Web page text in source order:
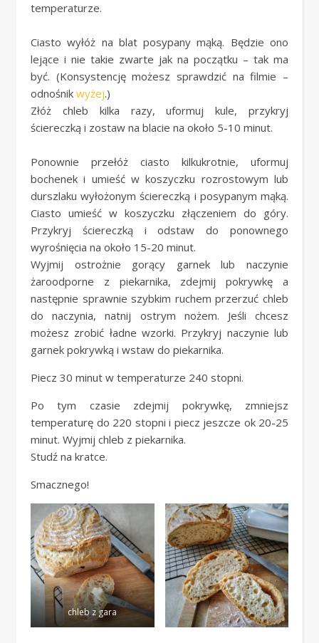
temperaturze.
Ciasto wyłóż na blat posypany mąką. Będzie ono
lejące i nie takie zwarte jak na początku – tak ma
być. (Konsystencję możesz sprawdzić na filmie –
odnośnik wyżej.)
Złóż chleb kilka razy, uformuj kule, przykryj
ściereczką i zostaw na blacie na około 5-10 minut.
Ponownie przełóż ciasto kilkukrotnie, uformuj
bochenek i umieść w koszyczku rozrostowym lub
durszlaku wyłożonym ściereczką i posypanym mąką.
Ciasto umieść w koszyczku złączeniem do góry.
Przykryj ściereczką i odstaw do ponownego
wyrośnięcia na około 15-20 minut.
Wyjmij ostrożnie gorący garnek lub naczynie
żaroodporne z piekarnika, zdejmij pokrywkę a
następnie sprawnie szybkim ruchem przerzuć chleb
do naczynia, natnij ostrym nożem. Jeśli chcesz
możesz zrobić ładne wzorki. Przykryj naczynie lub
garnek pokrywką i wstaw do piekarnika.
Piecz 30 minut w temperaturze 240 stopni.
Po tym czasie zdejmij pokrywkę, zmniejsz
temperaturę do 220 stopni i piecz jeszcze ok 20-25
minut. Wyjmij chleb z piekarnika.
Studź na kratce.
Smacznego!
chleb z gara